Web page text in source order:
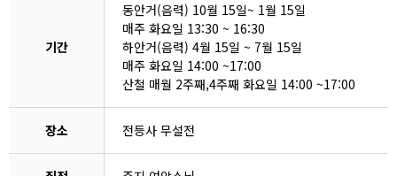
기간
동안거(음력) 10월 15일~ 1월 15일
매주 화요일 13:30 ~ 16:30
하안거(음력) 4월 15일 ~ 7월 15일
매주 화요일 14:00 ~17:00
산철 매월 2주째,4주째 화요일 14:00 ~17:00
장소 전등사 무설전